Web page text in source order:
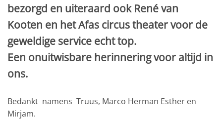
bezorgd en uiteraard ook René van
Kooten en het Afas circus theater voor de
geweldige service echt top.
Een onuitwisbare herinnering voor altijd in
ons.
Bedankt namens Truus, Marco Herman Esther en
Mirjam.